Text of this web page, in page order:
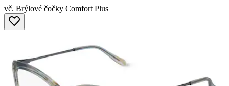
vč. Brýlové čočky Comfort Plus